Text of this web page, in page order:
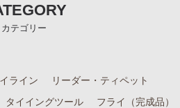
カテゴリー
ライン
リーダー・ティペット
タイイングツール
フライ（完成品）